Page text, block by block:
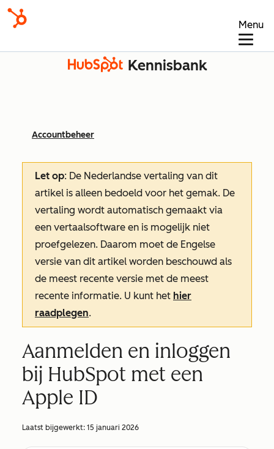
Menu
Kennisbank
Accountbeheer
Let op: De Nederlandse vertaling van dit
artikel is alleen bedoeld voor het gemak. De
vertaling wordt automatisch gemaakt via
een vertaalsoftware en is mogelijk niet
proefgelezen. Daarom moet de Engelse
versie van dit artikel worden beschouwd als
de meest recente versie met de meest
recente informatie. U kunt het hier
raadplegen.
Aanmelden en inloggen
bij HubSpot met een
Apple ID
Laatst bijgewerkt: 15 januari 2026